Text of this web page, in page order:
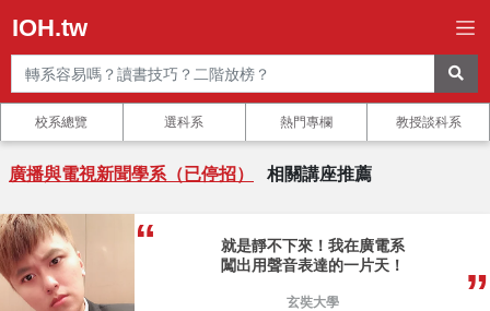
IOH.tw
校系總覽 選科系 熱門專欄 教授談科系
廣播與電視新聞學系（已停招） 相關講座推薦
就是靜不下來！我在廣電系
闖出用聲音表達的一片天！
玄奘大學